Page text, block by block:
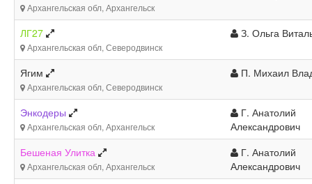
Архангельская обл, Архангельск
ЛГ27
Архангельская обл, Северодвинск
З. Ольга
Ягим
Архангельская обл, Северодвинск
П. Михаил
Энкодеры
Архангельская обл, Архангельск
Г. Анатолий
Александрович
Бешеная Улитка
Архангельская обл, Архангельск
Г. Анатолий
Александрович